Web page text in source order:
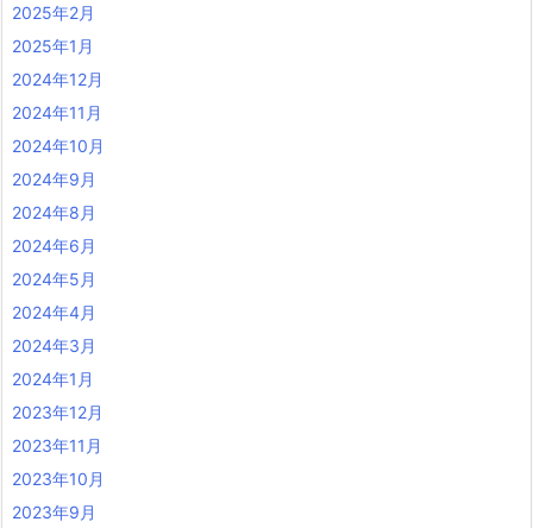
2025年2月
2025年1月
2024年12月
2024年11月
2024年10月
2024年9月
2024年8月
2024年6月
2024年5月
2024年4月
2024年3月
2024年1月
2023年12月
2023年11月
2023年10月
2023年9月